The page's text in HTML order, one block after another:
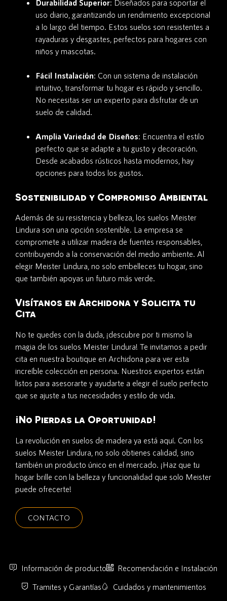
Durabilidad Superior: Diseñados para soportar el
uso diario, garantizando un rendimiento excepcional
a lo largo del tiempo. Estos suelos son resistentes a
rayaduras y desgastes, perfectos para hogares con
niños y mascotas.
Fácil Instalación: Con un sistema de instalación
intuitivo, transformar tu hogar es rápido y sencillo.
No necesitas ser un experto para disfrutar de un
suelo de calidad.
Amplia Variedad de Diseños: Encuentra el estilo
perfecto que se adapte a tu gusto y decoración.
Desde acabados rústicos hasta modernos, hay
opciones para todos los gustos.
Sostenibilidad y Compromiso Ambiental
Además de su resistencia y belleza, los suelos Meister
Lindura son una opción sostenible. La empresa se
compromete a utilizar madera de fuentes responsables,
contribuyendo a la conservación del medio ambiente. Al
elegir Meister Lindura, no solo embelleces tu hogar, sino
que también apoyas un futuro más verde.
Visítanos en Archidona y Solicita tu
Cita
No te quedes con la duda, ¡descubre por ti mismo la
magia de los suelos Meister Lindura! Te invitamos a pedir
cita en nuestra boutique en Archidona para ver esta
increíble colección en persona. Nuestros expertos están
listos para asesorarte y ayudarte a elegir el suelo perfecto
que se ajuste a tus necesidades y estilo de vida.
¡No Pierdas la Oportunidad!
La revolución en suelos de madera ya está aquí. Con los
suelos Meister Lindura, no solo obtienes calidad, sino
también un producto único en el mercado. ¡Haz que tu
hogar brille con la belleza y funcionalidad que solo Meister
puede ofrecerte!
CONTACTO
Información de producto
Recomendación e Instalación
Tramites y Garantías
Cuidados y mantenimientos